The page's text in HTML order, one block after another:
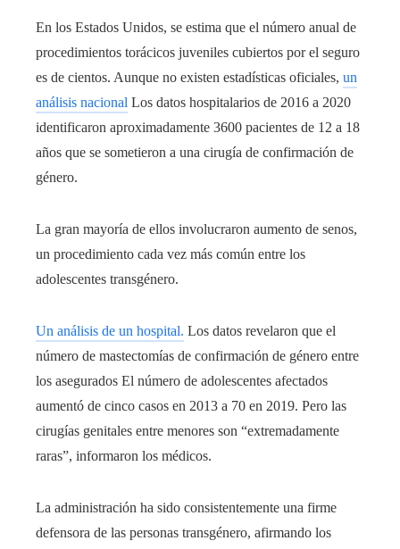
En los Estados Unidos, se estima que el número anual de
procedimientos torácicos juveniles cubiertos por el seguro
es de cientos. Aunque no existen estadísticas oficiales, un
análisis nacional Los datos hospitalarios de 2016 a 2020
identificaron aproximadamente 3600 pacientes de 12 a 18
años que se sometieron a una cirugía de confirmación de
género.
La gran mayoría de ellos involucraron aumento de senos,
un procedimiento cada vez más común entre los
adolescentes transgénero.
Un análisis de un hospital. Los datos revelaron que el
número de mastectomías de confirmación de género entre
los asegurados El número de adolescentes afectados
aumentó de cinco casos en 2013 a 70 en 2019. Pero las
cirugías genitales entre menores son “extremadamente
raras”, informaron los médicos.
La administración ha sido consistentemente una firme
defensora de las personas transgénero, afirmando los